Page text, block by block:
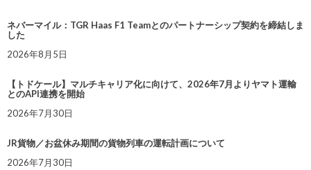
ネバーマイル：TGR Haas F1 Teamとのパートナーシップ契約を締結しま
した
2026年8月5日
【トドケール】マルチキャリア化に向けて、2026年7月よりヤマト運輸
とのAPI連携を開始
2026年7月30日
JR貨物／お盆休み期間の貨物列車の運転計画について
2026年7月30日